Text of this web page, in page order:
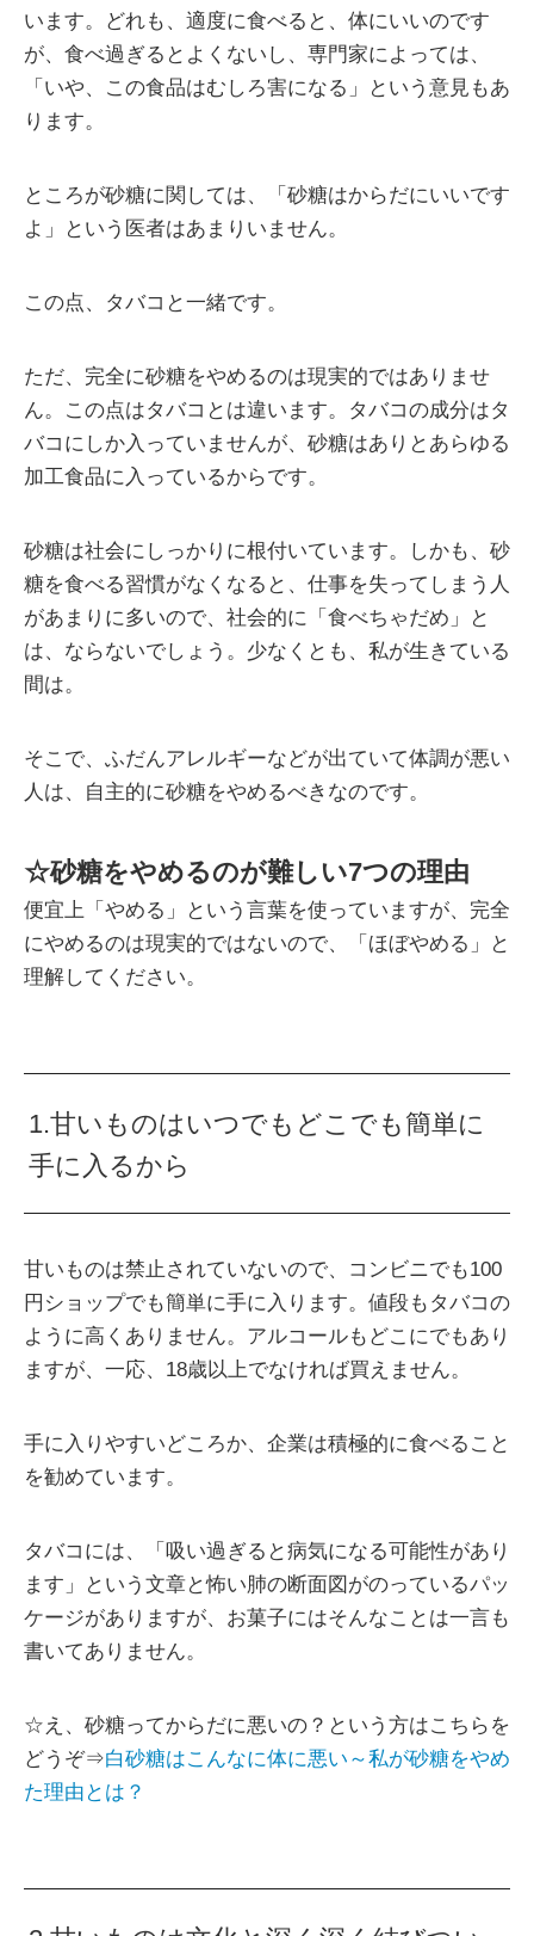
います。どれも、適度に食べると、体にいいのです
が、食べ過ぎるとよくないし、専門家によっては、
「いや、この食品はむしろ害になる」という意見もあ
ります。
ところが砂糖に関しては、「砂糖はからだにいいです
よ」という医者はあまりいません。
この点、タバコと一緒です。
ただ、完全に砂糖をやめるのは現実的ではありませ
ん。この点はタバコとは違います。タバコの成分はタ
バコにしか入っていませんが、砂糖はありとあらゆる
加工食品に入っているからです。
砂糖は社会にしっかりに根付いています。しかも、砂
糖を食べる習慣がなくなると、仕事を失ってしまう人
があまりに多いので、社会的に「食べちゃだめ」と
は、ならないでしょう。少なくとも、私が生きている
間は。
そこで、ふだんアレルギーなどが出ていて体調が悪い
人は、自主的に砂糖をやめるべきなのです。
☆砂糖をやめるのが難しい7つの理由
便宜上「やめる」という言葉を使っていますが、完全
にやめるのは現実的ではないので、「ほぼやめる」と
理解してください。
1.甘いものはいつでもどこでも簡単に
手に入るから
甘いものは禁止されていないので、コンビニでも100
円ショップでも簡単に手に入ります。値段もタバコの
ように高くありません。アルコールもどこにでもあり
ますが、一応、18歳以上でなければ買えません。
手に入りやすいどころか、企業は積極的に食べること
を勧めています。
タバコには、「吸い過ぎると病気になる可能性があり
ます」という文章と怖い肺の断面図がのっているパッ
ケージがありますが、お菓子にはそんなことは一言も
書いてありません。
☆え、砂糖ってからだに悪いの？という方はこちらを
どうぞ⇒白砂糖はこんなに体に悪い～私が砂糖をやめ
た理由とは？